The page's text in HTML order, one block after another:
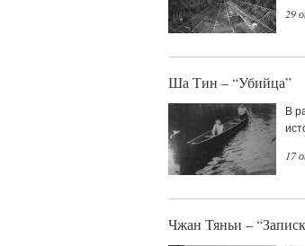
29
Ша Тин – “Убийца”
В
17
Чжан Тяньи –